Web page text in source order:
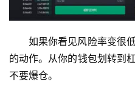
如果你看见风险率变很
的动作。从你的钱包划转到
不要爆仓。